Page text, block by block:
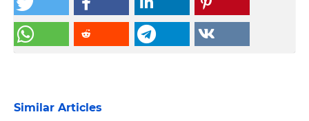
Similar Articles